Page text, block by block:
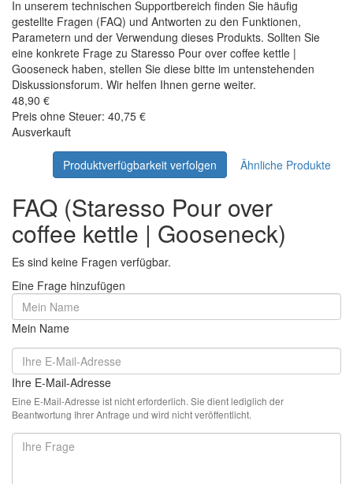
In unserem technischen Supportbereich finden Sie häufig
gestellte Fragen (FAQ) und Antworten zu den Funktionen,
Parametern und der Verwendung dieses Produkts. Sollten Sie
eine konkrete Frage zu Staresso Pour over coffee kettle |
Gooseneck haben, stellen Sie diese bitte im untenstehenden
Diskussionsforum. Wir helfen Ihnen gerne weiter.
48,90 €
Preis ohne Steuer: 40,75 €
Ausverkauft
Produktverfügbarkeit verfolgen Ähnliche Produkte
FAQ (Staresso Pour over
coffee kettle | Gooseneck)
Es sind keine Fragen verfügbar.
Eine Frage hinzufügen
Mein Name
Ihre E-Mail-Adresse
Eine E-Mail-Adresse ist nicht erforderlich. Sie dient lediglich der
Beantwortung Ihrer Anfrage und wird nicht veröffentlicht.